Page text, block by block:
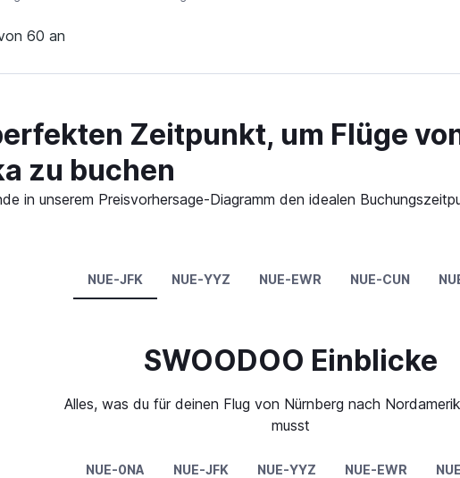
60 an
Zeitpunkt, um Flüge
zu buchen
in unserem Preisvorhersage-Diagramm den idealen
NUE-JFK NUE-YYZ NUE-EWR NUE-CUN
SWOODOO Einblicke
Alles, was du für deinen Flug von Nürnberg nach
musst
NUE-0NA NUE-JFK NUE-YYZ NUE-EWR